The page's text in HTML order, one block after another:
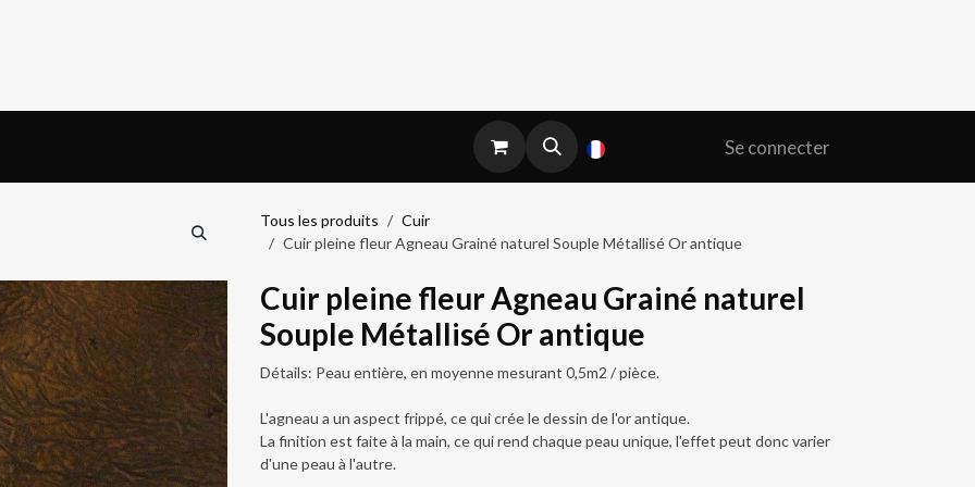
Se connecter
Tous les produits
Cuir
Cuir pleine fleur Agneau Grainé naturel Souple Métallisé Or antique
Cuir pleine fleur Agneau Grainé naturel
Souple Métallisé Or antique
Détails: Peau entière, en moyenne mesurant 0,5m2 / pièce.
L'agneau a un aspect frippé, ce qui crée le dessin de l'or antique.
La finition est faite à la main, ce qui rend chaque peau unique, l'effet peut donc varier
d'une peau à l'autre.